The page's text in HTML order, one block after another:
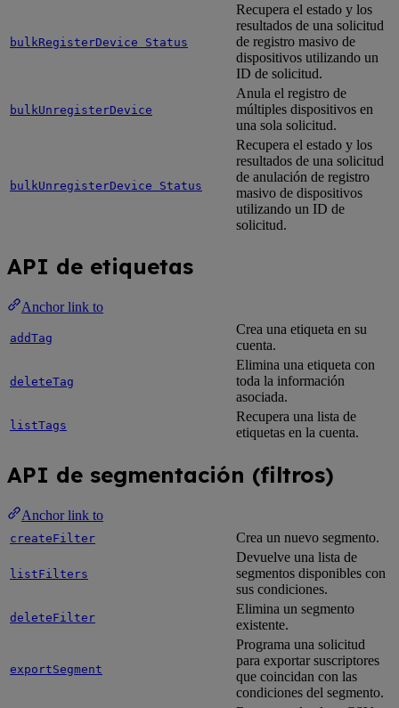
bulkRegisterDevice Status
Recupera el estado y los
resultados de una solicitud
de registro masivo de
dispositivos utilizando un
ID de solicitud.
bulkUnregisterDevice
Anula el registro de
múltiples dispositivos en
una sola solicitud.
bulkUnregisterDevice Status
Recupera el estado y los
resultados de una solicitud
de anulación de registro
masivo de dispositivos
utilizando un ID de
solicitud.
API de etiquetas
Anchor link to
addTag
Crea una etiqueta en su
cuenta.
deleteTag
Elimina una etiqueta con
toda la información
asociada.
listTags
Recupera una lista de
etiquetas en la cuenta.
API de segmentación (filtros)
Anchor link to
createFilter Crea un nuevo segmento.
listFilters
Devuelve una lista de
segmentos disponibles con
sus condiciones.
deleteFilter
Elimina un segmento
existente.
exportSegment
Programa una solicitud
para exportar suscriptores
que coincidan con las
condiciones del segmento.